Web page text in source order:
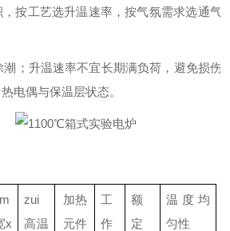
按工艺选升温速率，按气氛需求选通气
；升温速率不宜长期满负荷，避免损伤
电偶与保温层状态。
x
zui
高温
加热
元件
工
作
额
定
温度均
匀性